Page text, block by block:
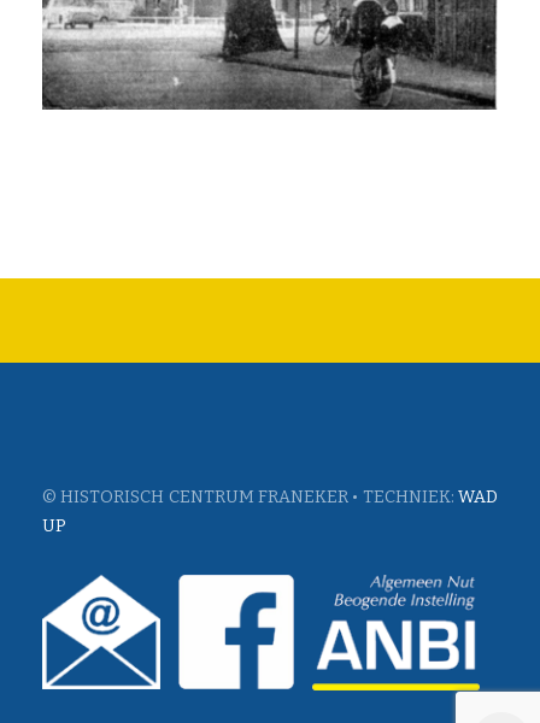
© HISTORISCH CENTRUM FRANEKER • TECHNIEK: WAD
UP